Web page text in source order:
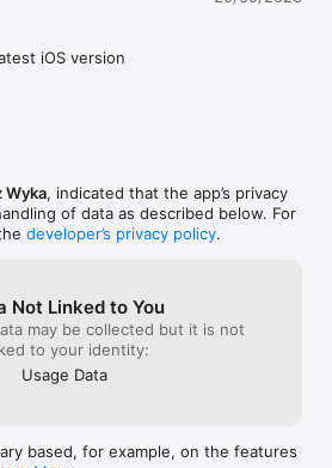
iOS version
Wyka, indicated that the app’s privacy
of data as described below. For
developer’s privacy policy.
Not Linked to You
may be collected but it is not
to your identity:
Usage Data
based, for example, on the features